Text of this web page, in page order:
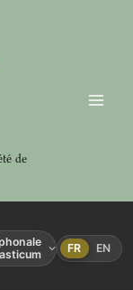
de
FR EN